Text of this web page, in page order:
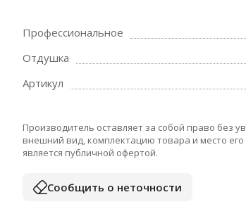
Профессиональное
Отдушка
Артикул
Производитель оставляет за собой право без
внешний вид, комплектацию товара и место
является публичной офертой.
Сообщить о неточности